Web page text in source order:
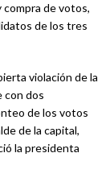
de votos,
de los tres
violación de la
con dos
de los votos
de la capital,
la presidenta